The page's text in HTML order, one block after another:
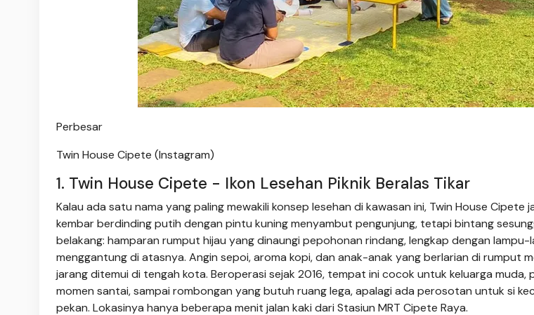
Perbesar
Twin House Cipete (Instagram)
1. Twin House Cipete - Ikon Lesehan Piknik Beralas Tikar
Kalau ada satu nama yang paling mewakili konsep lesehan di kawasan ini, Twin House Cipete
kembar berdinding putih dengan pintu kuning menyambut pengunjung, tetapi bintang
belakang: hamparan rumput hijau yang dinaungi pepohonan rindang, lengkap dengan lampu-
menggantung di atasnya. Angin sepoi, aroma kopi, dan anak-anak yang berlarian di rumput
jarang ditemui di tengah kota. Beroperasi sejak 2016, tempat ini cocok untuk keluarga muda,
momen santai, sampai rombongan yang butuh ruang lega, apalagi ada perosotan untuk si
pekan. Lokasinya hanya beberapa menit jalan kaki dari Stasiun MRT Cipete Raya.